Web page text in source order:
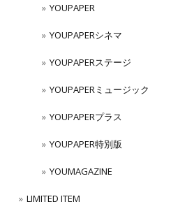
YOUPAPER
YOUPAPERシネマ
YOUPAPERステージ
YOUPAPERミュージック
YOUPAPERプラス
YOUPAPER特別版
YOUMAGAZINE
LIMITED ITEM